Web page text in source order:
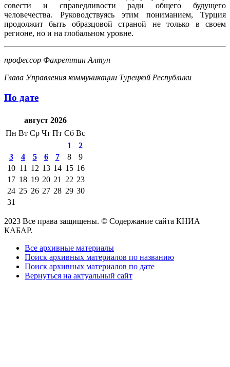
совести и справедливости ради общего будущего
человечества. Руководствуясь этим пониманием, Турция
продолжит быть образцовой страной не только в своем
регионе, но и на глобальном уровне.
профессор Фахреттин Алтун
Глава Управления коммуникации Турецкой Республики
По дате
август 2026
Пн Вт Ср Чт Пт Сб Вс
1
2
3
4 5 6 7 8
9
10 11 12 13 14 15 16
17 18 19 20 21 22 23
24 25 26 27 28 29 30
31
2023 Все права защищены. © Содержание сайта КНИА
КАБАР.
Все архивные материалы
Поиск архивных материалов по названию
Поиск архивных материалов по дате
Вернуться на актуальный сайт